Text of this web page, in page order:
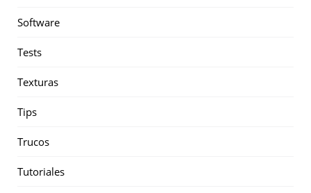
Software
Tests
Texturas
Tips
Trucos
Tutoriales